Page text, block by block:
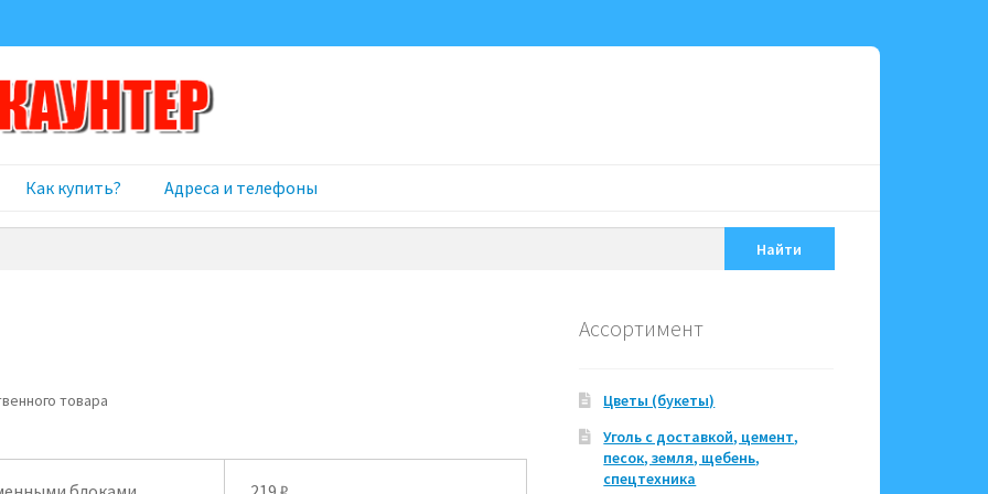
Как купить? Адреса и телефоны
Найти
товара
Ассортимент
Цветы (букеты)
Уголь с доставкой, цемент,
песок, земля, щебень,
спецтехника